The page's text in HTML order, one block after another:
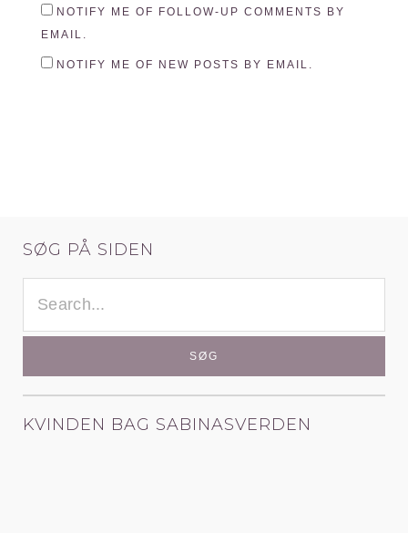
NOTIFY ME OF FOLLOW-UP COMMENTS BY
EMAIL.
NOTIFY ME OF NEW POSTS BY EMAIL.
SØG PÅ SIDEN
EFTER:
KVINDEN BAG SABINASVERDEN